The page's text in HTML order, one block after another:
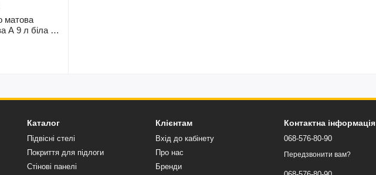
матова
А 9 л біла (
Каталог
Підвісні стелі
Покриття для підлоги
Стінові панелі
Клієнтам
Вхід до кабінету
Про нас
Бренди
Контактна інформація
068-576-80-90
Передзвонити вам?